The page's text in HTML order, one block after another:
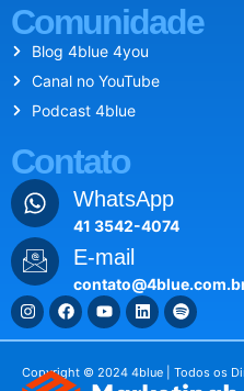
Comunidade
Blog 4blue 4you
Canal no YouTube
Podcast 4blue
Contato
WhatsApp
41 3542-4074
E-mail
Copyright © 2024 4blue | Todos os